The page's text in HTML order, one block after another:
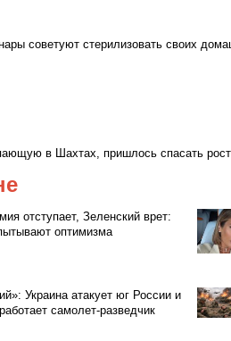
советуют стерилизовать своих
в Шахтах, пришлось спасать
отступает, Зеленский врет:
оптимизма
Украина атакует юг России и
самолет-разведчик